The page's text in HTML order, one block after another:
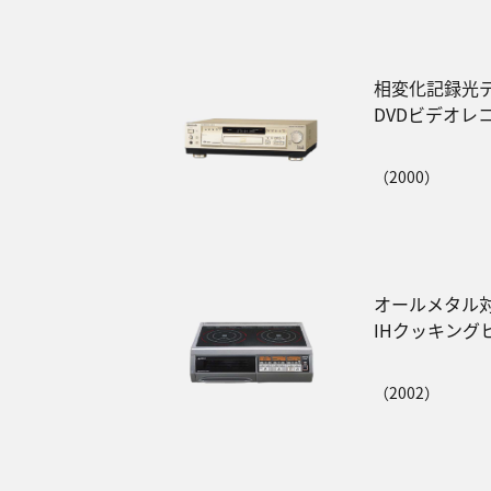
相変化記録光
DVDビデオレ
（2000）
オールメタル
IHクッキング
（2002）